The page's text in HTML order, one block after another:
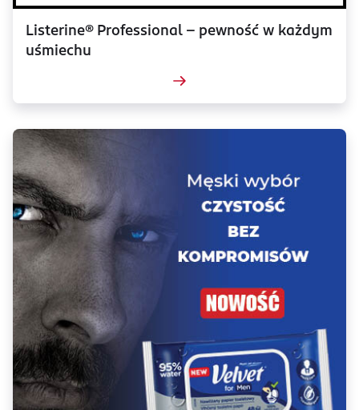
Listerine® Professional – pewność w każdym
uśmiechu